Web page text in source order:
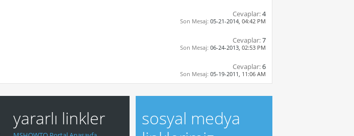
Cevaplar:4
Son Mesaj: 05-21-2014, 04:42 PM
Cevaplar:7
Son Mesaj: 06-24-2013, 02:53 PM
Cevaplar:6
Son Mesaj: 05-19-2011, 11:06 AM
yararlı linkler
sosyal medya